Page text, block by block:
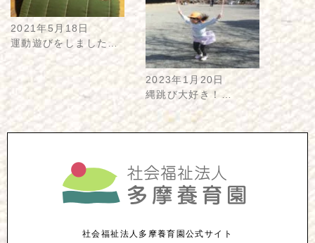
2021年5月18日
運動遊びをしました…
2023年1月20日
縄跳び大好き！…
社会福祉法人多摩養育園公式サイト